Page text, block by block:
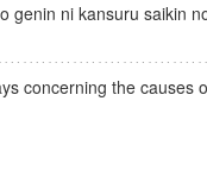
genin ni kansuru saikin
concerning the causes